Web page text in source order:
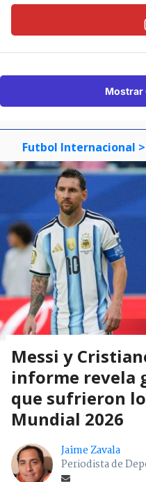
Mostrar
Futbol Internacional
Messi y
informe revela
que sufrieron
Mundial 2026
Jaime Zavala
Periodista de